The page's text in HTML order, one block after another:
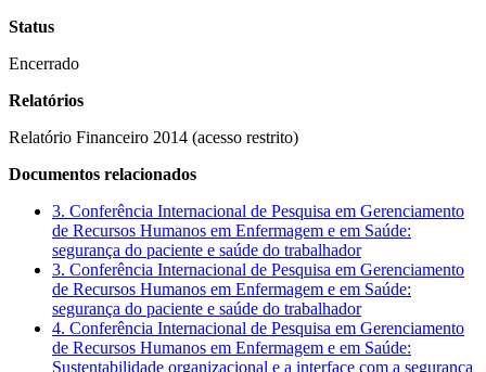
Status
Encerrado
Relatórios
Relatório Financeiro 2014 (acesso restrito)
Documentos relacionados
3. Conferência Internacional de Pesquisa em Gerenciamento
de Recursos Humanos em Enfermagem e em Saúde:
segurança do paciente e saúde do trabalhador
3. Conferência Internacional de Pesquisa em Gerenciamento
de Recursos Humanos em Enfermagem e em Saúde:
segurança do paciente e saúde do trabalhador
4. Conferência Internacional de Pesquisa em Gerenciamento
de Recursos Humanos em Enfermagem e em Saúde:
Sustentabilidade organizacional e a interface com a segurança